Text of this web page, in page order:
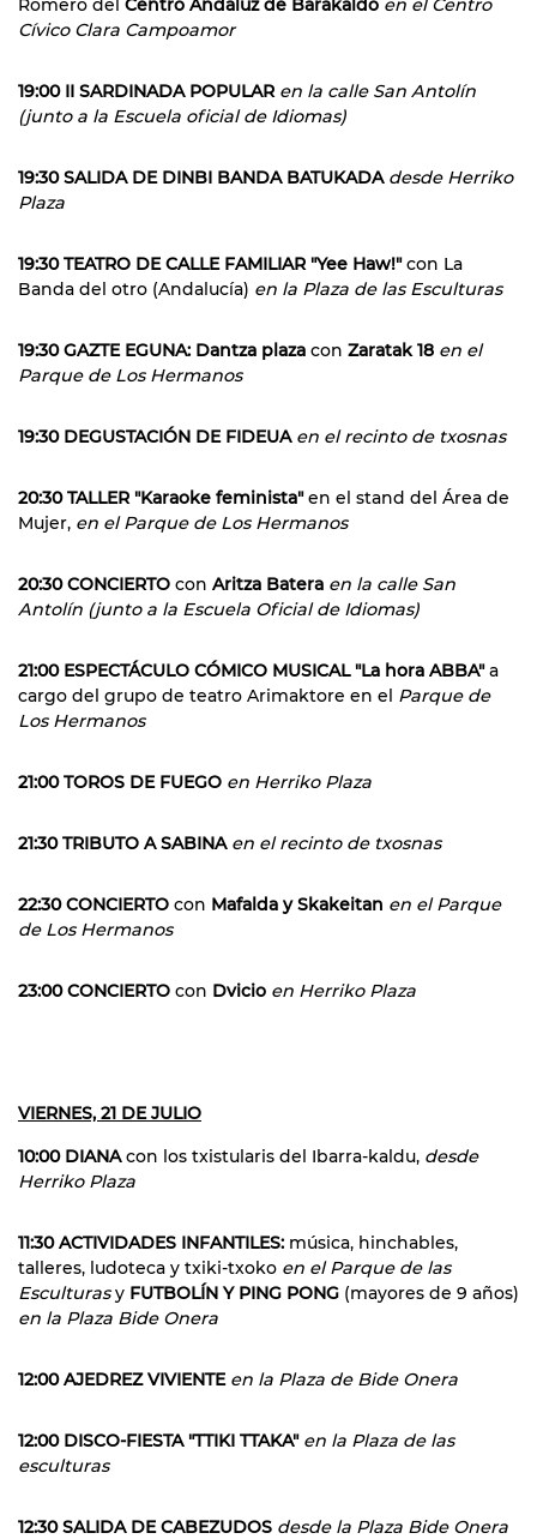
Romero del Centro Andaluz de Barakaldo en el Centro
Cívico Clara Campoamor
19:00 II SARDINADA POPULAR en la calle San Antolín
(junto a la Escuela oficial de Idiomas)
19:30 SALIDA DE DINBI BANDA BATUKADA desde Herriko
Plaza
19:30 TEATRO DE CALLE FAMILIAR "Yee Haw!"con La
Banda del otro (Andalucía) en la Plaza de las Esculturas
19:30 GAZTE EGUNA: Dantza plaza con Zaratak 18 en el
Parque de Los Hermanos
19:30 DEGUSTACIÓN DE FIDEUA en el recinto de txosnas
20:30 TALLER "Karaoke feminista"en el stand del Área de
Mujer, en el Parque de Los Hermanos
20:30 CONCIERTO con Aritza Batera en la calle San
Antolín (junto a la Escuela Oficial de Idiomas)
21:00 ESPECTÁCULO CÓMICO MUSICAL "La hora ABBA"a
cargo del grupo de teatro Arimaktore en el Parque de
Los Hermanos
21:00 TOROS DE FUEGO en Herriko Plaza
21:30 TRIBUTO A SABINA en el recinto de txosnas
22:30 CONCIERTO con Mafalda y Skakeitan en el Parque
de Los Hermanos
23:00 CONCIERTO con Dvicio en Herriko Plaza
VIERNES, 21 DE JULIO
10:00 DIANAcon los txistularis del Ibarra-kaldu, desde
Herriko Plaza
11:30 ACTIVIDADES INFANTILES: música, hinchables,
talleres, ludoteca y txiki-txoko en el Parque de las
Esculturasy FUTBOLÍN Y PING PONG (mayores de 9 años)
en la Plaza Bide Onera
12:00 AJEDREZ VIVIENTE en la Plaza de Bide Onera
12:00 DISCO-FIESTA "TTIKI TTAKA" en la Plaza de las
esculturas
12:30 SALIDA DE CABEZUDOS desde la Plaza Bide Onera